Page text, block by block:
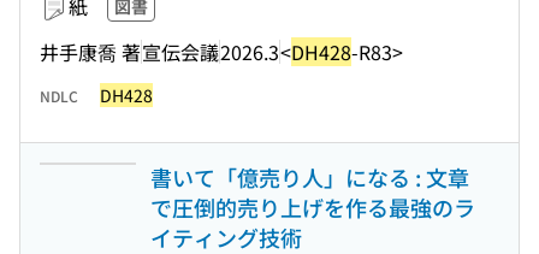
紙 図書
井手康喬 著宣伝会議2026.3<DH428-R83>
NDLC DH428
書いて「億売り人」になる : 文章
で圧倒的売り上げを作る最強のラ
イティング技術